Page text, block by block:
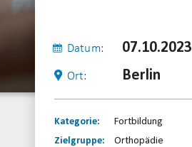
Datum: 07.10.2023
Ort: Berlin
Kategorie:
Fortbildung
Zielgruppe:
Orthopädie